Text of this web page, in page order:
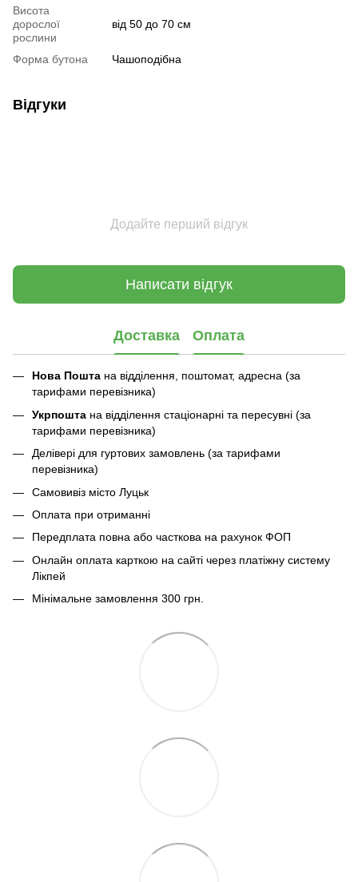
Висота
дорослої
рослини
від 50 до 70 см
Форма бутона Чашоподібна
Відгуки
Додайте перший відгук
Написати відгук
Доставка Оплата
Нова Пошта на відділення, поштомат, адресна (за
тарифами перевізника)
Укрпошта на відділення стаціонарні та пересувні (за
тарифами перевізника)
Делівері для гуртових замовлень (за тарифами
перевізника)
Самовивіз місто Луцьк
Оплата при отриманні
Передплата повна або часткова на рахунок ФОП
Онлайн оплата карткою на сайті через платіжну систему
Лікпей
Мінімальне замовлення 300 грн.